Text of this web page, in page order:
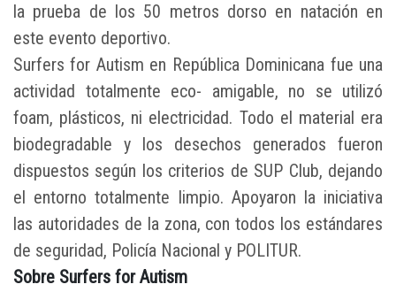
la prueba de los 50 metros dorso en natación en
este evento deportivo.
Surfers for Autism en República Dominicana fue una
actividad totalmente eco- amigable, no se utilizó
foam, plásticos, ni electricidad. Todo el material era
biodegradable y los desechos generados fueron
dispuestos según los criterios de SUP Club, dejando
el entorno totalmente limpio. Apoyaron la iniciativa
las autoridades de la zona, con todos los estándares
de seguridad, Policía Nacional y POLITUR.
Sobre Surfers for Autism